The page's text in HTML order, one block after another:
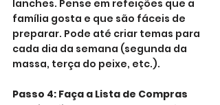
lanches. Pense em refeições que a
família gosta e que são fáceis de
preparar. Pode até criar temas para
cada dia da semana (segunda da
massa, terça do peixe, etc.).
Passo 4: Faça a Lista de Compras